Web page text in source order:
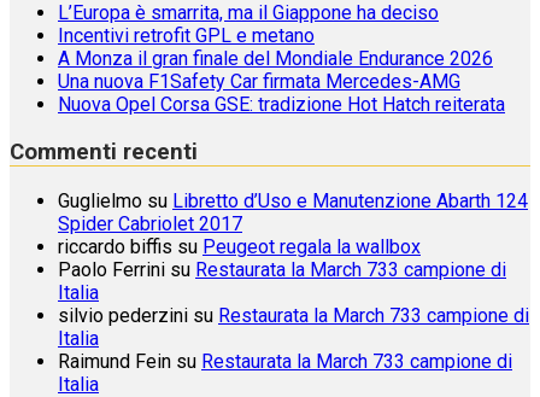
L’Europa è smarrita, ma il Giappone ha deciso
Incentivi retrofit GPL e metano
A Monza il gran finale del Mondiale Endurance 2026
Una nuova F1Safety Car firmata Mercedes-AMG
Nuova Opel Corsa GSE: tradizione Hot Hatch reiterata
Commenti recenti
Guglielmo su Libretto d’Uso e Manutenzione Abarth 124
Spider Cabriolet 2017
riccardo biffis su Peugeot regala la wallbox
Paolo Ferrini su Restaurata la March 733 campione di
Italia
silvio pederzini su Restaurata la March 733 campione di
Italia
Raimund Fein su Restaurata la March 733 campione di
Italia